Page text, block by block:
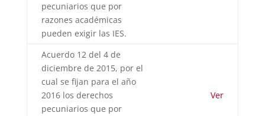
pecuniarios que por
razones académicas
pueden exigir las IES.
Acuerdo 12 del 4 de
diciembre de 2015, por el
cual se fijan para el año
2016 los derechos
pecuniarios que por
Ver